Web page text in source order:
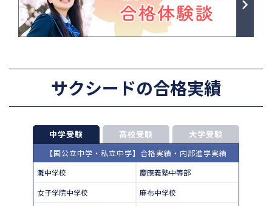
サクシードの合格実績
中学受験 高校受験 大学受験
【国公立中学・私立中学】合格実績・内部進学実績
灘中学校
慶應義塾中等部
女子学院中学校
麻布中学校